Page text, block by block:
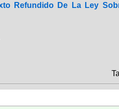
Refundido De La Ley